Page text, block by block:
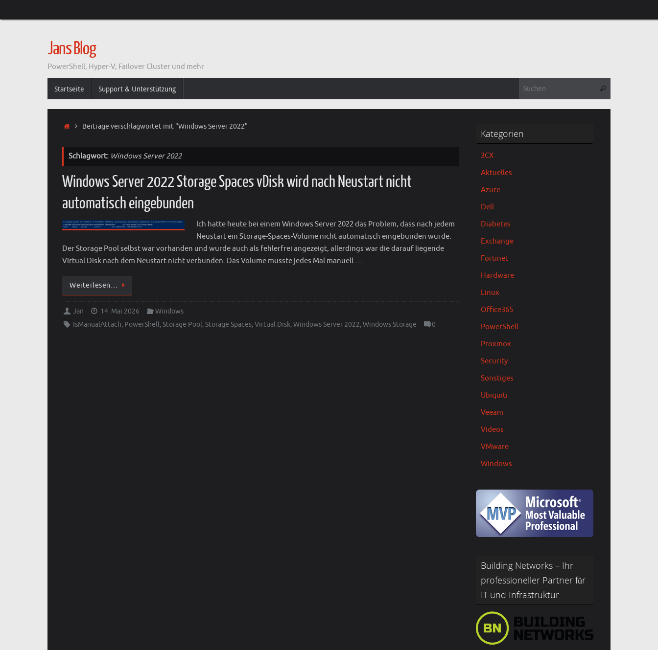
Inhalt
Jans Blog
PowerShell, Hyper-V, Failover Cluster und mehr
Inhalt
Startseite Support & Unterstützung Suchen
StartBeiträge verschlagwortet mit "Windows Server 2022"
Schlagwort: Windows Server 2022
Windows Server 2022 Storage Spaces vDisk wird nach Neustart nicht
automatisch eingebunden
Ich hatte heute bei einem Windows Server 2022 das Problem, dass nach jedem
Neustart ein Storage-Spaces-Volume nicht automatisch eingebunden wurde.
Der Storage Pool selbst war vorhanden und wurde auch als fehlerfrei angezeigt, allerdings war die darauf liegende
Virtual Disk nach dem Neustart nicht verbunden. Das Volume musste jedes Mal manuell …
Weiterlesen…
Jan 14. Mai 2026
Windows
IsManualAttach, PowerShell, Storage Pool, Storage Spaces,Virtual Disk,Windows Server 2022,Windows Storage 0
Kategorien
3CX
Aktuelles
Azure
Dell
Diabetes
Exchange
Fortinet
Hardware
Linux
Office365
PowerShell
Proxmox
Security
Sonstiges
Ubiquiti
Veeam
Videos
VMware
Windows
Building Networks – Ihr
professioneller Partner für
IT und Infrastruktur